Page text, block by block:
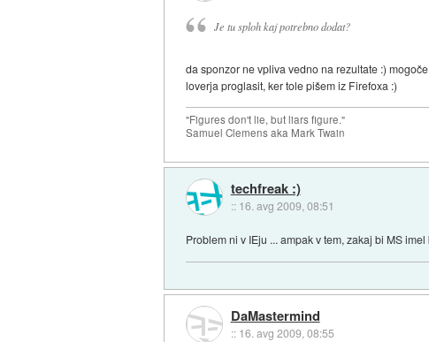
Je tu sploh kaj potrebno dodat?
da sponzor ne vpliva vedno na rezultate :)
loverja proglasit, ker tole pišem iz Firefoxa :)
"Figures don't lie, but liars figure."
Samuel Clemens aka Mark Twain
techfreak :)
:: 16. avg 2009, 08:51
Problem ni v IEju ... ampak v tem, zakaj bi MS
DaMastermind
:: 16. avg 2009, 08:55